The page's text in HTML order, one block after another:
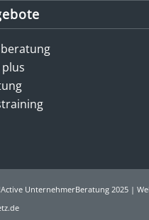
UnternehmerBeratung 2025 |